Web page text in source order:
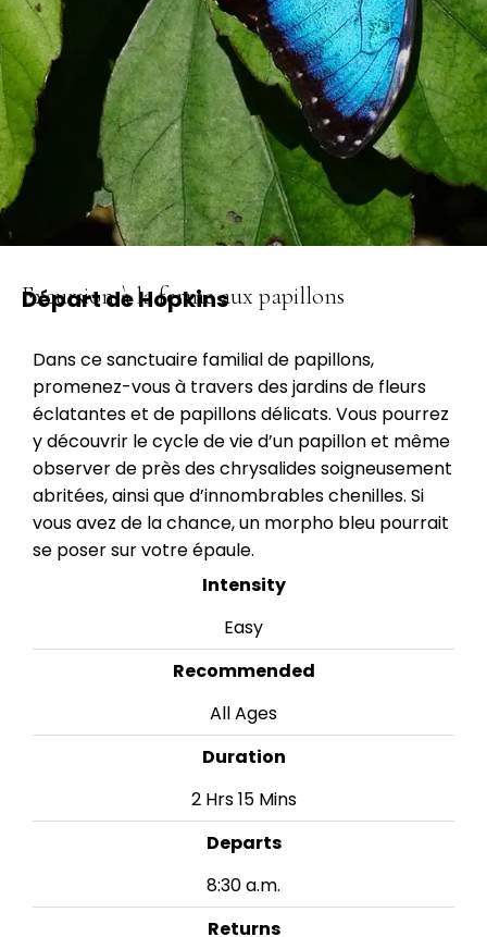
Excursion à la ferme aux papillons
Départ de Hopkins
Dans ce sanctuaire familial de papillons,
promenez-vous à travers des jardins de fleurs
éclatantes et de papillons délicats. Vous pourrez
y découvrir le cycle de vie d’un papillon et même
observer de près des chrysalides soigneusement
abritées, ainsi que d’innombrables chenilles. Si
vous avez de la chance, un morpho bleu pourrait
se poser sur votre épaule.
Intensity
Easy
Recommended
All Ages
Duration
2 Hrs 15 Mins
Departs
8:30 a.m.
Returns